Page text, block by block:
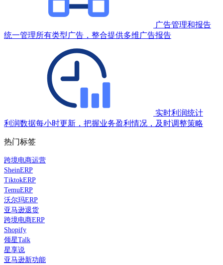
广告管理和报告
统一管理所有类型广告，整合提供多维广告报告
实时利润统计
利润数据每小时更新，把握业务盈利情况，及时调整策略
热门标签
跨境电商运营
SheinERP
TiktokERP
TemuERP
沃尔玛ERP
亚马逊退货
跨境电商ERP
Shopify
领星Talk
星享说
亚马逊新功能